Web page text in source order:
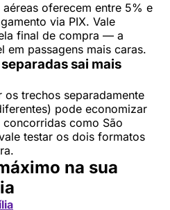
oferecem entre 5% e
via PIX. Vale
final de compra — a
em passagens mais caras.
sai mais
os trechos separadamente
pode economizar
como São
testar os dois formatos
na sua